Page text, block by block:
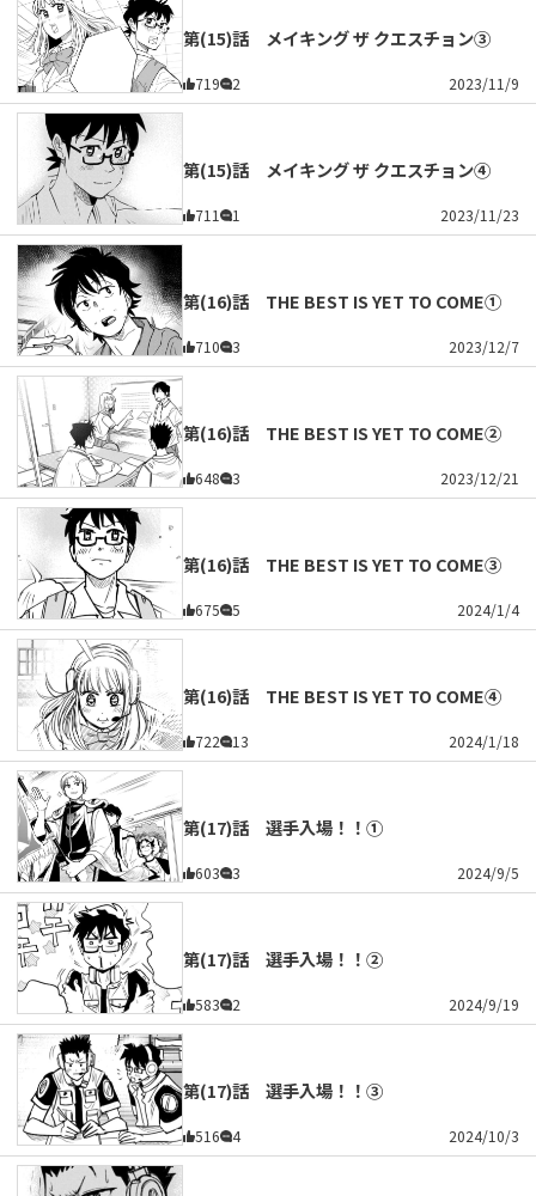
第(15)話 メイキング ザ クエスチョン③
719 2 2023/11/9
第(15)話 メイキング ザ クエスチョン④
711 1 2023/11/23
第(16)話 THE BEST IS YET TO COME①
710 3 2023/12/7
第(16)話 THE BEST IS YET TO COME②
648 3 2023/12/21
第(16)話 THE BEST IS YET TO COME③
675 5 2024/1/4
第(16)話 THE BEST IS YET TO COME④
722 13 2024/1/18
第(17)話 選手入場！！①
603 3 2024/9/5
第(17)話 選手入場！！②
583 2 2024/9/19
第(17)話 選手入場！！③
516 4 2024/10/3